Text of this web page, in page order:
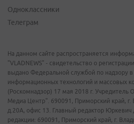
Одноклассники
Телеграм
На данном сайте распространяется
"VLADNEWS" - свидетельство о
выдано Федеральной службой по надзору в
информационных технологий и массовых
(Роскомнадзор) 17 мая 2018 г. Учредитель
Медиа Центр". 690091, Приморский край, г.
д.20А, офис 13. Главный редактор
редакции: 690091, Приморский край, г.